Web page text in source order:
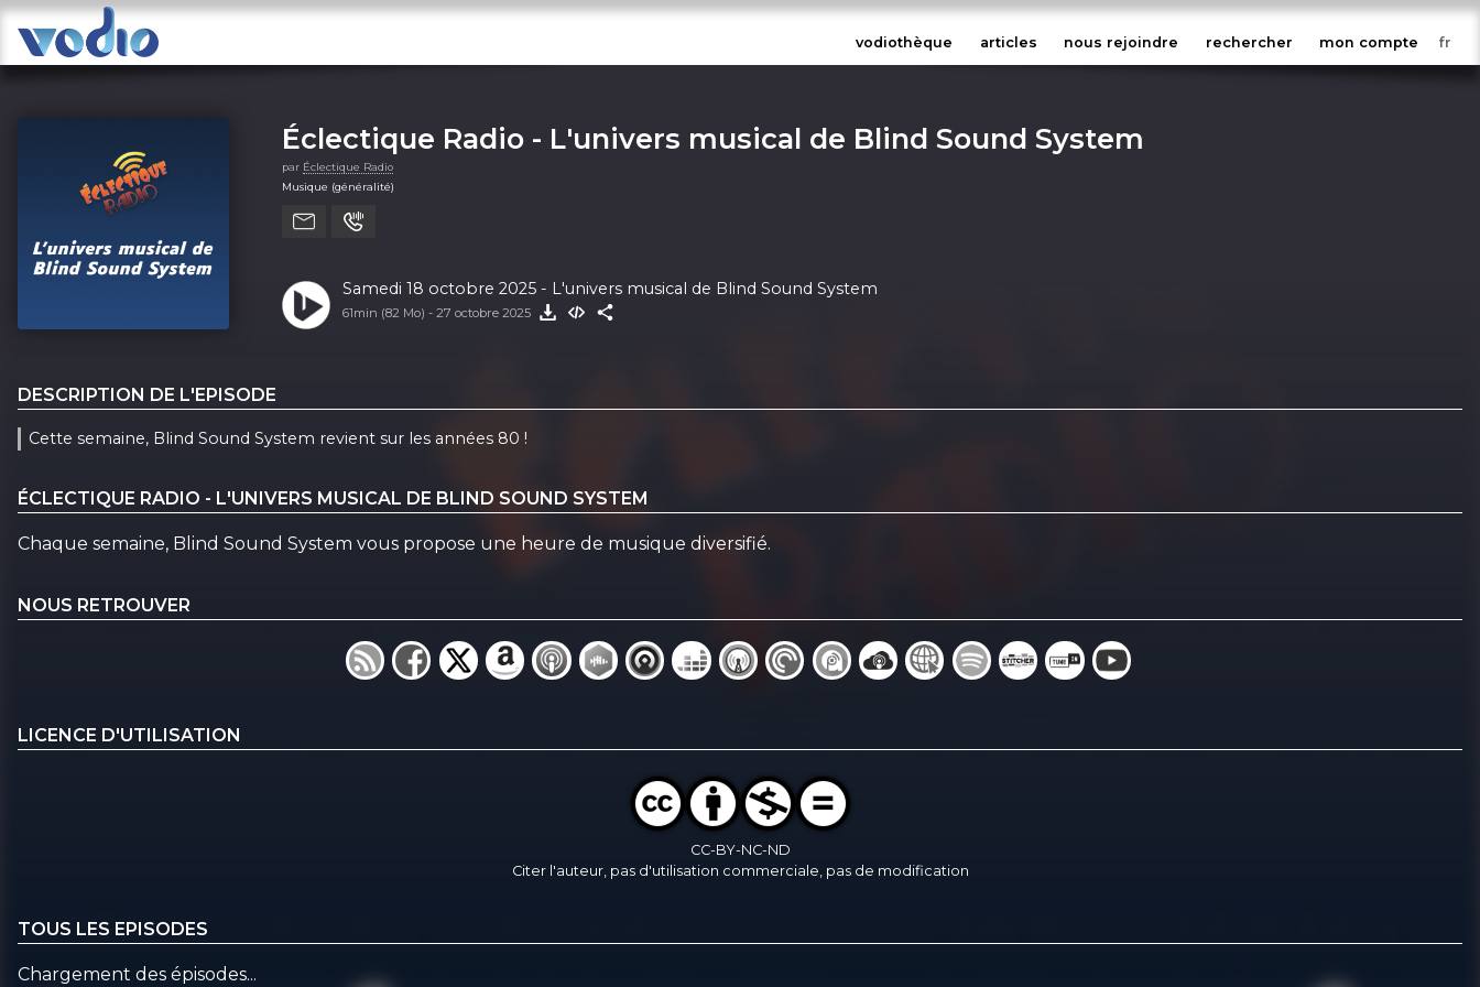
vodiothèque articles nous rejoindre rechercher mon compte
Éclectique Radio - L'univers musical de Blind Sound System
par Éclectique Radio
Musique (généralité)
Samedi 18 octobre 2025 - L'univers musical de Blind Sound System
61min (82 Mo) - 27 octobre 2025
DESCRIPTION DE L'EPISODE
Cette semaine, Blind Sound System revient sur les années 80 !
ÉCLECTIQUE RADIO - L'UNIVERS MUSICAL DE BLIND SOUND SYSTEM
Chaque semaine, Blind Sound System vous propose une heure de musique diversifié.
NOUS RETROUVER
LICENCE D'UTILISATION
CC-BY-NC-ND
Citer l'auteur, pas d'utilisation commerciale, pas de modification
TOUS LES EPISODES
Chargement des épisodes...